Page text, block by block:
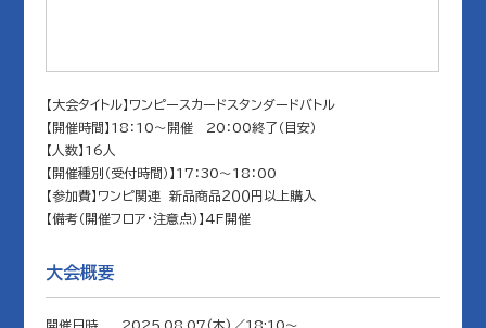
【大会タイトル】ワンピースカードスタンダードバトル
【開催時間】18：10～開催 20：00終了（目安）
【人数】16人
【開催種別（受付時間）】17：30～18：00
【参加費】ワンピ関連 新品商品２００円以上購入
【備考（開催フロア・注意点）】4F開催
大会概要
開催日時 2025.08.07(木)／18:10〜